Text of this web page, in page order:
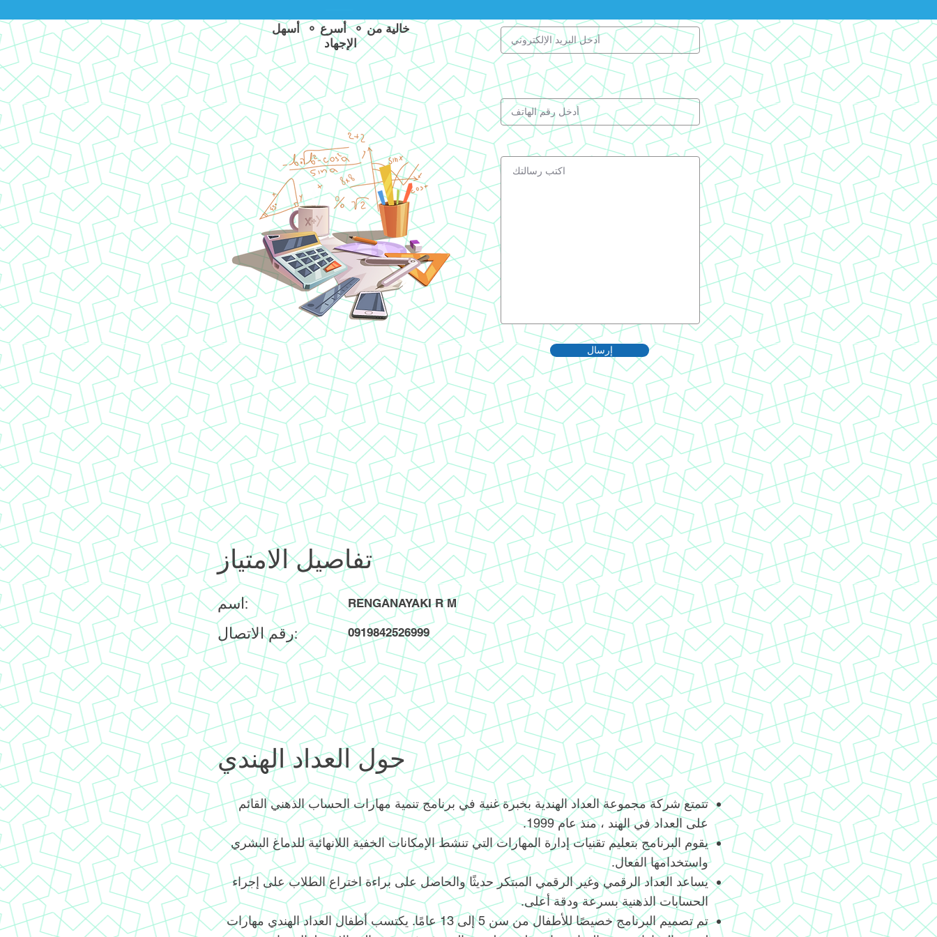
أسهل ⚬ أسرع ⚬ خالية من
الإجهاد
إرسال
تفاصيل الامتياز
اسم:
رقم الاتصال:
RENGANAYAKI R M
0919842526999
حول العداد الهندي
تتمتع شركة مجموعة العداد الهندية بخبرة غنية في برنامج تنمية مهارات الحساب الذهني القائم
على العداد في الهند ، منذ عام 1999.
يقوم البرنامج بتعليم تقنيات إدارة المهارات التي تنشط الإمكانات الخفية اللانهائية للدماغ البشري
واستخدامها الفعال.
يساعد العداد الرقمي وغير الرقمي المبتكر حديثًا والحاصل على براءة اختراع الطلاب على إجراء
الحسابات الذهنية بسرعة ودقة أعلى.
تم تصميم البرنامج خصيصًا للأطفال من سن 5 إلى 13 عامًا. يكتسب أطفال العداد الهندي مهارات